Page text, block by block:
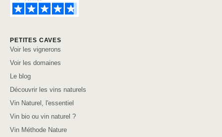
PETITES CAVES
Voir les vignerons
Voir les domaines
Le blog
Découvrir les vins naturels
Vin Naturel, l'essentiel
Vin bio ou vin naturel ?
Vin Méthode Nature